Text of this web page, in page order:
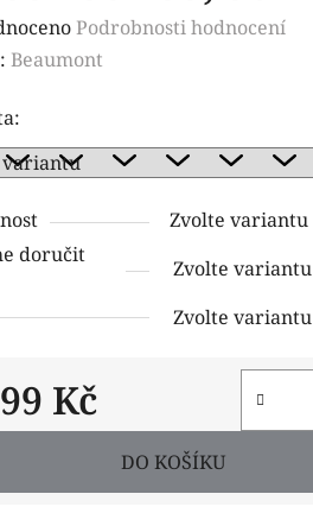
Podrobnosti hodnocení
Beaumont
Zvolte variantu
doručit
Zvolte variantu
Zvolte variantu
Kč
cena:
DO KOŠÍKU